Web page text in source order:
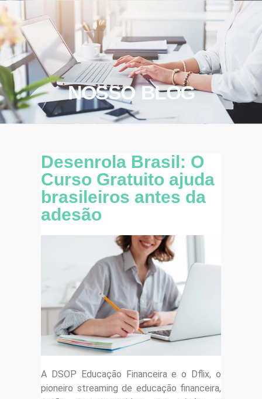
NOSSO BLOG
Desenrola Brasil: O
Curso Gratuito ajuda
brasileiros antes da
adesão
A DSOP Educação Financeira e o Dflix, o
pioneiro streaming de educação financeira,